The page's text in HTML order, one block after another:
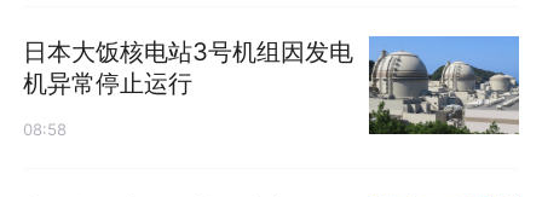
日本大饭核电站3号机组因发电
机异常停止运行
08:58